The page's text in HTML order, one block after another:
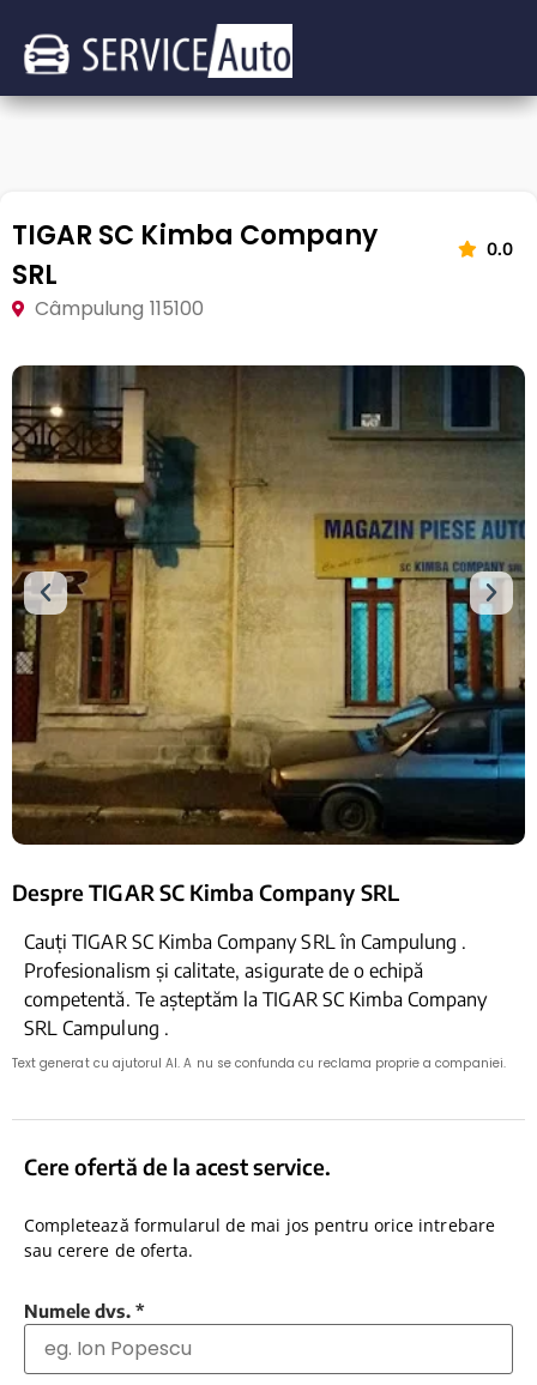
TIGAR SC Kimba Company
SRL
0.0
Câmpulung 115100
Despre TIGAR SC Kimba Company SRL
Cauți TIGAR SC Kimba Company SRL în Campulung .
Profesionalism și calitate, asigurate de o echipă
competentă. Te așteptăm la TIGAR SC Kimba Company
SRL Campulung .
Text generat cu ajutorul AI. A nu se confunda cu reclama proprie a companiei.
Cere ofertă de la acest service.
Completează formularul de mai jos pentru orice intrebare
sau cerere de oferta.
Numele dvs. *